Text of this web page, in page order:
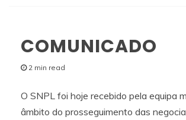
COMUNICADO
2 min read
O SNPL foi hoje recebido pela equipa
âmbito do prosseguimento das